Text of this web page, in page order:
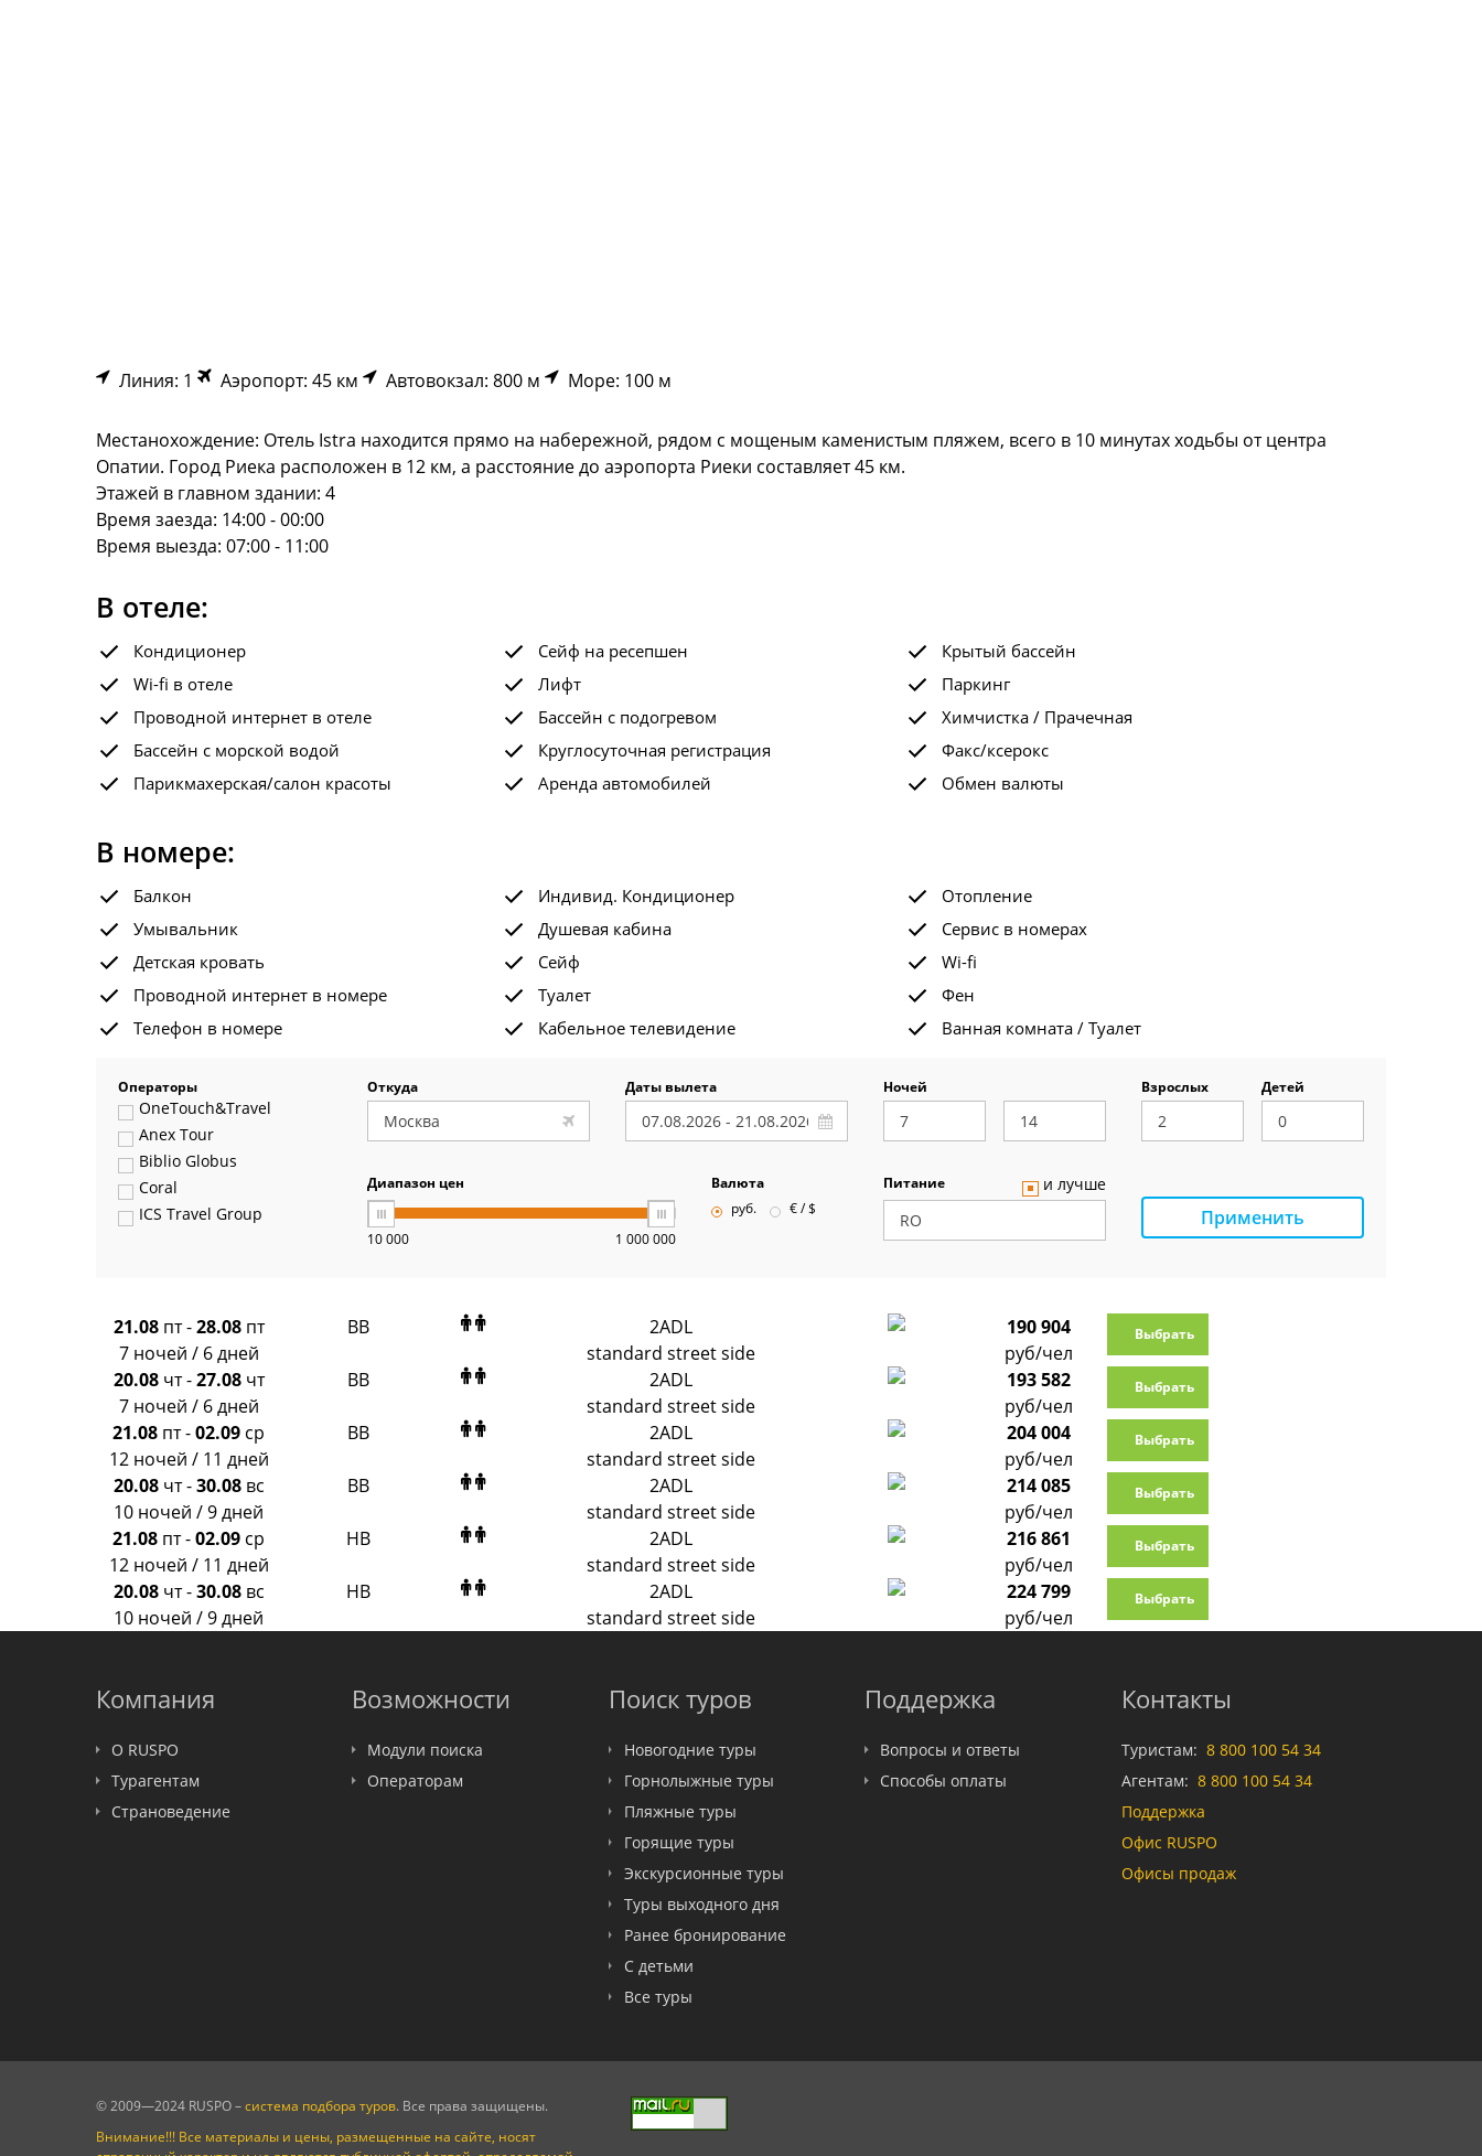
Линия: 1 Аэропорт: 45 км Автовокзал: 800 м Море: 100 м
Местанохождение: Отель Istra находится прямо на набережной, рядом с мощеным каменистым пляжем, всего в 10 минутах ходьбы от центра
Опатии. Город Риека расположен в 12 км, а расстояние до аэропорта Риеки составляет 45 км.
Этажей в главном здании: 4
Время заезда: 14:00 - 00:00
Время выезда: 07:00 - 11:00
В отеле:
Кондиционер Сейф на ресепшен
Крытый бассейн
Wi-fi в отеле
Лифт
Паркинг
Проводной интернет в отеле
Бассейн с подогревом
Химчистка / Прачечная
Бассейн с морской водой
Круглосуточная регистрация
Факс/ксерокс
Парикмахерская/салон красоты
Аренда автомобилей Обмен валюты
В номере:
Балкон Индивид. Кондиционер
Отопление
Умывальник
Душевая кабина
Сервис в номерах
Детская кровать
Сейф
Wi-fi
Проводной интернет в номере
Туалет
Фен
Телефон в номере
Кабельное телевидение Ванная комната / Туалет
Операторы
OneTouch&Travel
Anex Tour
Biblio Globus
Coral
ICS Travel Group
Panteon
Ambotis
Paks
Amigo-S
Pac Group
Alean
Sunmar
PlanTravel
FUN&SUN ex TUI
Крымская Волна
LOTI
Russian Express
Откуда Даты вылета Ночей Взрослых Детей
Диапазон цен
10 000 1 000 000
Валюта
руб.
€ / $
Питание и лучше
Применить
21.08 пт-28.08 пт
7 ночей / 6 дней
BB
2ADL
standard street side
190 904
руб/чел
Выбрать
20.08 чт-27.08 чт
7 ночей / 6 дней
BB
2ADL
standard street side
193 582
руб/чел
Выбрать
21.08 пт-02.09 ср
12 ночей / 11 дней
BB
2ADL
standard street side
204 004
руб/чел
Выбрать
20.08 чт-30.08 вс
10 ночей / 9 дней
BB
2ADL
standard street side
214 085
руб/чел
Выбрать
21.08 пт-02.09 ср
12 ночей / 11 дней
HB
2ADL
standard street side
216 861
руб/чел
Выбрать
20.08 чт-30.08 вс
10 ночей / 9 дней
HB
2ADL
standard street side
224 799
руб/чел
Выбрать
Компания
О RUSPO
Турагентам
Страноведение
Возможности
Модули поиска
Операторам
Поиск туров
Новогодние туры
Горнолыжные туры
Пляжные туры
Горящие туры
Экскурсионные туры
Туры выходного дня
Ранее бронирование
С детьми
Все туры
Поддержка
Вопросы и ответы
Способы оплаты
Контакты
Туристам: 8 800 100 54 34
Агентам: 8 800 100 54 34
Поддержка
Офис RUSPO
Офисы продаж
© 2009—2024 RUSPO –система подбора туров. Все права защищены.
Внимание!!! Все материалы и цены, размещенные на сайте, носят